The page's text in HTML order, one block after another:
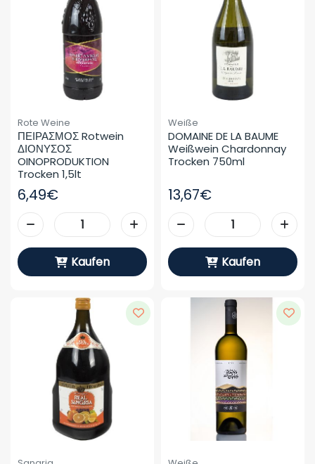
Rote Weine
ΠΕΙΡΑΣΜΟΣ Rotwein
ΔΙΟΝΥΣΟΣ
OINOPRODUKTION
Trocken 1,5lt
6,49€
Kaufen
Weiße
DOMAINE DE LA BAUME
Weißwein Chardonnay
Trocken 750ml
13,67€
Kaufen